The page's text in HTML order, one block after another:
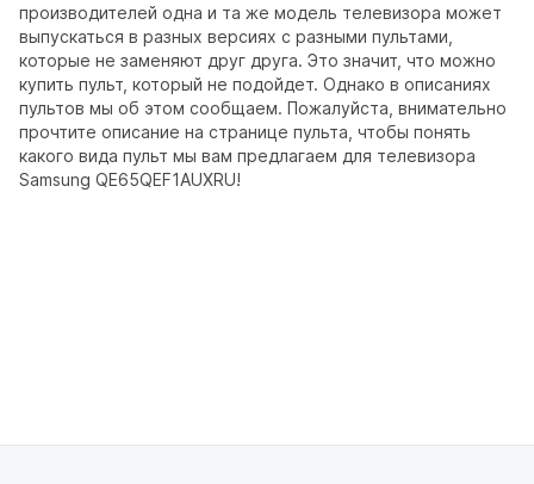
производителей одна и та же модель телевизора может
выпускаться в разных версиях с разными пультами,
которые не заменяют друг друга. Это значит, что можно
купить пульт, который не подойдет. Однако в описаниях
пультов мы об этом сообщаем. Пожалуйста, внимательно
прочтите описание на странице пульта, чтобы понять
какого вида пульт мы вам предлагаем для телевизора
Samsung QE65QEF1AUXRU!